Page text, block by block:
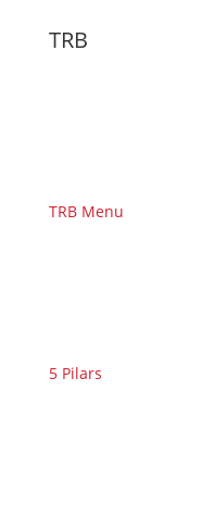
TRB
TRB Menu
5 Pilars